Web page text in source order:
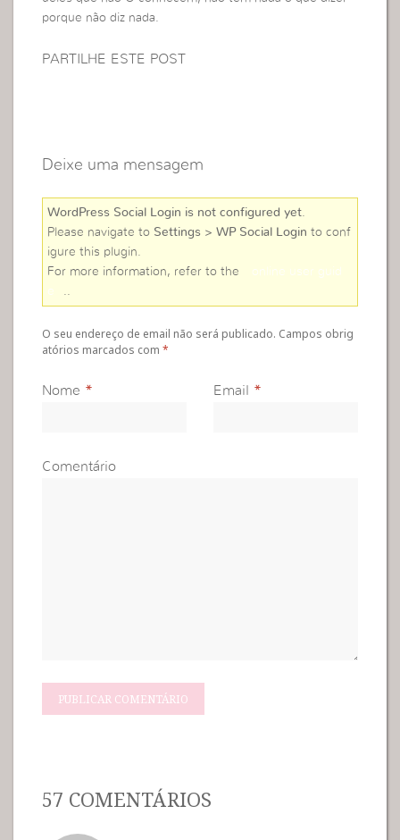
porque não diz nada.
PARTILHE ESTE POST
Deixe uma mensagem
WordPress Social Login is not configured yet
Please navigate to Settings > WP Social Login to conf
igure this plugin.
For more information, refer to the
online user guid
e
O seu endereço de email não será publicado. Campos obrig
atórios marcados com*
Nome * Email *
Comentário
57 COMENTÁRIOS